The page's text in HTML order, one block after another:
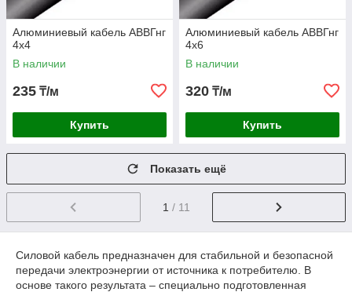
Алюминиевый кабель АВВГнг
4х4
В наличии
235 ₸/м
Купить
Алюминиевый кабель АВВГнг
4х6
В наличии
320 ₸/м
Купить
Показать ещё
1 / 11
Силовой кабель предназначен для стабильной и безопасной
передачи электроэнергии от источника к потребителю. В
основе такого результата – специально подготовленная